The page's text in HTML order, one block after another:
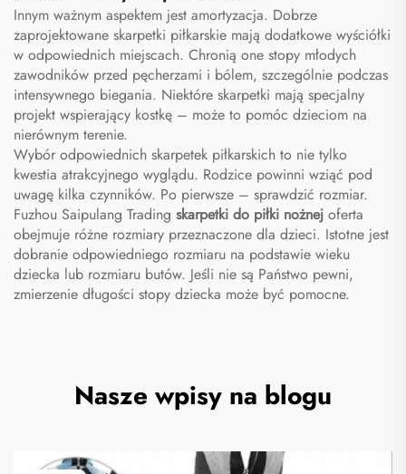
torby pielęgniarskie
Innym ważnym aspektem jest amortyzacja. Dobrze
zaprojektowane skarpetki piłkarskie mają dodatkowe wyściółki
w odpowiednich miejscach. Chronią one stopy młodych
zawodników przed pęcherzami i bólem, szczególnie podczas
intensywnego biegania. Niektóre skarpetki mają specjalny
projekt wspierający kostkę – może to pomóc dzieciom na
nierównym terenie.
Wybór odpowiednich skarpetek piłkarskich to nie tylko
kwestia atrakcyjnego wyglądu. Rodzice powinni wziąć pod
uwagę kilka czynników. Po pierwsze – sprawdzić rozmiar.
Fuzhou Saipulang Trading skarpetki do piłki nożnej oferta
obejmuje różne rozmiary przeznaczone dla dzieci. Istotne jest
dobranie odpowiedniego rozmiaru na podstawie wieku
dziecka lub rozmiaru butów. Jeśli nie są Państwo pewni,
zmierzenie długości stopy dziecka może być pomocne.
Nasze wpisy na blogu